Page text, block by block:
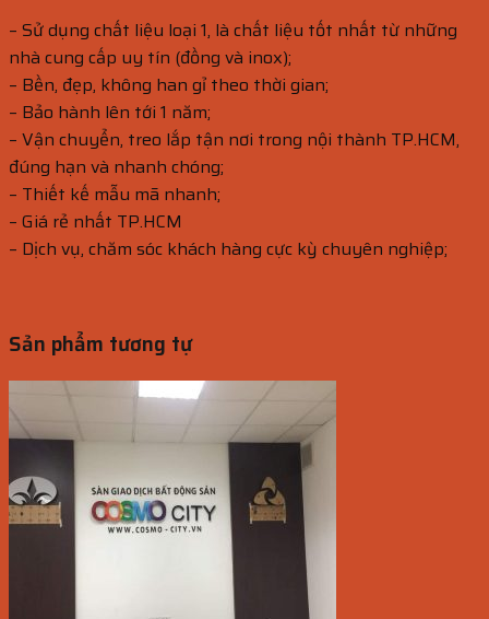
– Sử dụng chất liệu loại 1, là chất liệu tốt nhất từ những
nhà cung cấp uy tín (đồng và inox);
– Bền, đẹp, không han gỉ theo thời gian;
– Bảo hành lên tới 1 năm;
– Vận chuyển, treo lắp tận nơi trong nội thành TP.HCM,
đúng hạn và nhanh chóng;
– Thiết kế mẫu mã nhanh;
– Giá rẻ nhất TP.HCM
– Dịch vụ, chăm sóc khách hàng cực kỳ chuyên nghiệp;
Sản phẩm tương tự